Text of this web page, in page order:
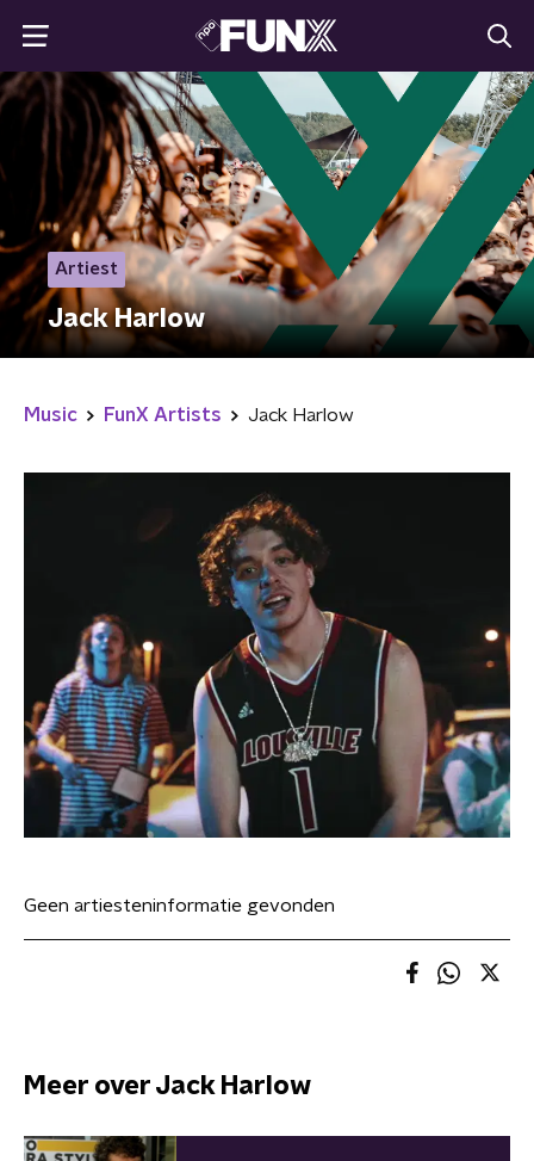
Artiest
Jack Harlow
Music FunX Artists Jack Harlow
Geen artiesteninformatie gevonden
Meer over Jack Harlow